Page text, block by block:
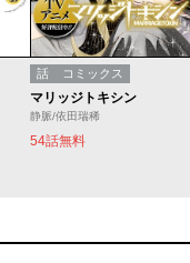
話 コミックス
マリッジトキシン
静脈/依田瑞稀
54話無料